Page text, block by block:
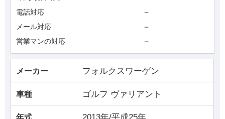
電話対応 －
メール対応 －
営業マンの対応 －
メーカー フォルクスワーゲン
車種 ゴルフ ヴァリアント
年式